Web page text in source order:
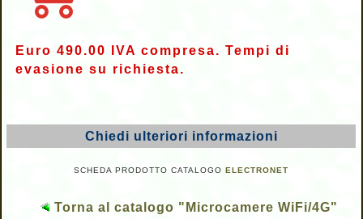
Euro 490.00 IVA compresa. Tempi di
evasione su richiesta.
Chiedi ulteriori informazioni
SCHEDA PRODOTTO CATALOGOELECTRONET
Torna al catalogo "Microcamere WiFi/4G"